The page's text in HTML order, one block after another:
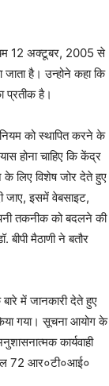
12 अक्टूबर, 2005 से
है। उन्होने कहा कि
प्रतीक है।
को स्थापित करने के
होना चाहिए कि केंद्र
के लिए विशेष जोर देते हुए
जाए, इसमें वेबसाइट,
तकनीक को बदलने की
मैठाणी ने बतौर
में जानकारी देते हुए
गया। सूचना आयोग के
कार्यवाही
कुल 72 आर०टी०आई०